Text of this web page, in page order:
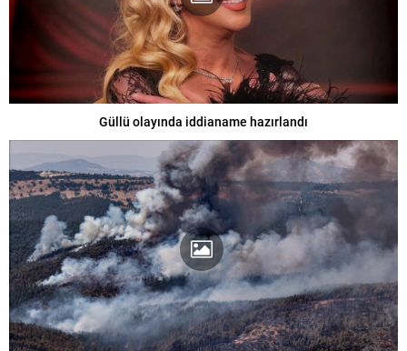
Güllü olayında iddianame hazırlandı